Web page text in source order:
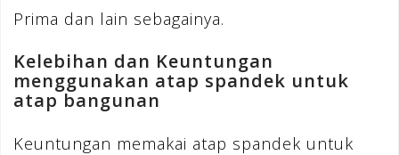
Prima dan lain sebagainya.
Kelebihan dan Keuntungan
menggunakan atap spandek untuk
atap bangunan
Keuntungan memakai atap spandek untuk